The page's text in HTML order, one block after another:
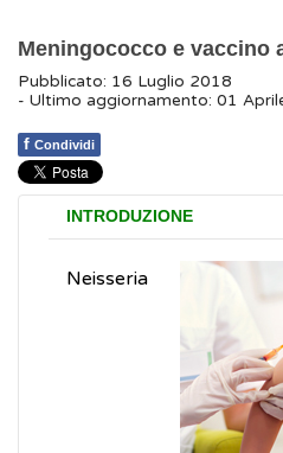
Meningococco e vaccino
Pubblicato: 16 Luglio 2018
- Ultimo aggiornamento: 01
f Condividi
INTRODUZIONE
Neisseria